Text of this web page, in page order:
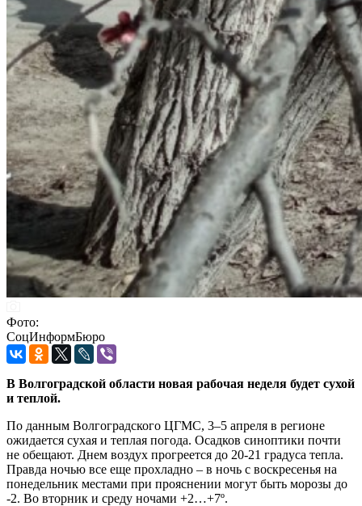
Фото:
СоцИнформБюро
В Волгоградской области новая рабочая неделя будет сухой
и теплой.
По данным Волгоградского ЦГМС, 3–5 апреля в регионе
ожидается сухая и теплая погода. Осадков синоптики почти
не обещают. Днем воздух прогреется до 20-21 градуса тепла.
Правда ночью все еще прохладно – в ночь с воскресенья на
понедельник местами при прояснении могут быть морозы до
-2. Во вторник и среду ночами +2…+7º.